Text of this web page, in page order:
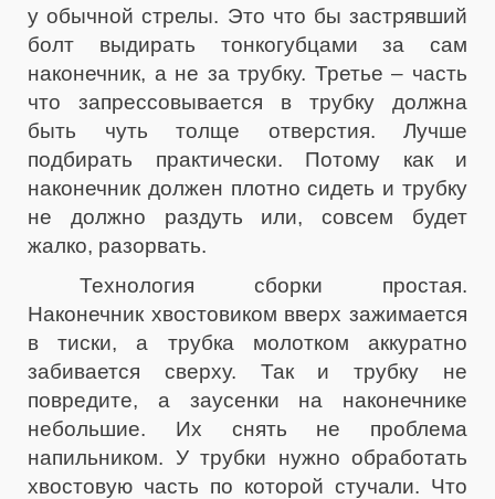
у обычной стрелы. Это что бы застрявший
болт выдирать тонкогубцами за сам
наконечник, а не за трубку. Третье – часть
что запрессовывается в трубку должна
быть чуть толще отверстия. Лучше
подбирать практически. Потому как и
наконечник должен плотно сидеть и трубку
не должно раздуть или, совсем будет
жалко, разорвать.
Технология сборки простая.
Наконечник хвостовиком вверх зажимается
в тиски, а трубка молотком аккуратно
забивается сверху. Так и трубку не
повредите, а заусенки на наконечнике
небольшие. Их снять не проблема
напильником. У трубки нужно обработать
хвостовую часть по которой стучали. Что